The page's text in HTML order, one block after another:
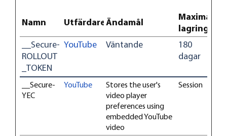
Namn UtfärdareÄndamål
Maximal
lagringstid
__Secure-
ROLLOUT
_TOKEN
YouTube Väntande
180
dagar
__Secure-
YEC
YouTube
Stores the user's
video player
preferences using
embedded YouTube
video
Session